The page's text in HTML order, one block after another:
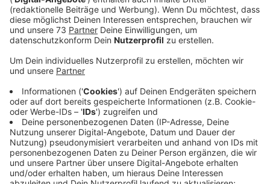
So will Kanzlerin Angela Merkel (CDU) durchsetzen,
dass bei Verstößen gegen die Maskenpflicht ein
Bußgeld von mindestens 50 Euro erhoben wird. Das
steht nach Informationen der Deutschen Presse-
Runde der Kanzlerin mit den Ministerpräsidenten an
diesem Donnerstag. Die Hygiene-Regeln seien
unbedingt einzuhalten, heißt es.
Anzeige